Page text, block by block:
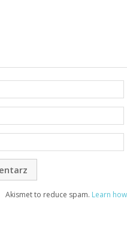
Akismet to reduce spam. Learn